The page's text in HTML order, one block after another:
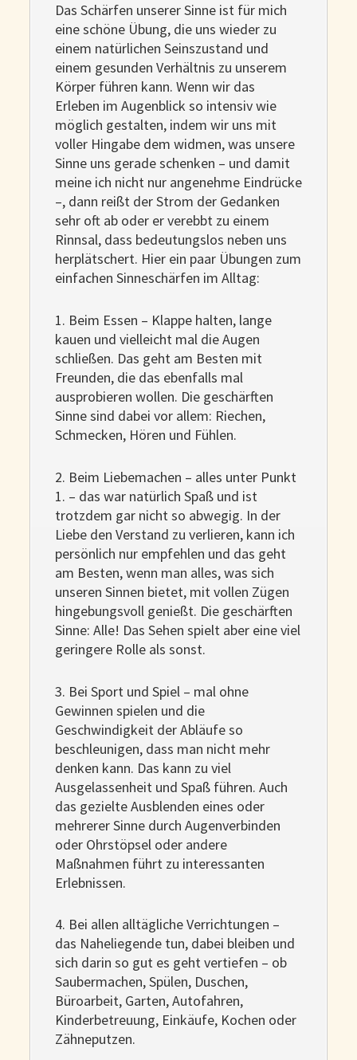
Das Schärfen unserer Sinne ist für mich
eine schöne Übung, die uns wieder zu
einem natürlichen Seinszustand und
einem gesunden Verhältnis zu unserem
Körper führen kann. Wenn wir das
Erleben im Augenblick so intensiv wie
möglich gestalten, indem wir uns mit
voller Hingabe dem widmen, was unsere
Sinne uns gerade schenken – und damit
meine ich nicht nur angenehme Eindrücke
–, dann reißt der Strom der Gedanken
sehr oft ab oder er verebbt zu einem
Rinnsal, dass bedeutungslos neben uns
herplätschert. Hier ein paar Übungen zum
einfachen Sinneschärfen im Alltag:
1. Beim Essen – Klappe halten, lange
kauen und vielleicht mal die Augen
schließen. Das geht am Besten mit
Freunden, die das ebenfalls mal
ausprobieren wollen. Die geschärften
Sinne sind dabei vor allem: Riechen,
Schmecken, Hören und Fühlen.
2. Beim Liebemachen – alles unter Punkt
1. – das war natürlich Spaß und ist
trotzdem gar nicht so abwegig. In der
Liebe den Verstand zu verlieren, kann ich
persönlich nur empfehlen und das geht
am Besten, wenn man alles, was sich
unseren Sinnen bietet, mit vollen Zügen
hingebungsvoll genießt. Die geschärften
Sinne: Alle! Das Sehen spielt aber eine viel
geringere Rolle als sonst.
3. Bei Sport und Spiel – mal ohne
Gewinnen spielen und die
Geschwindigkeit der Abläufe so
beschleunigen, dass man nicht mehr
denken kann. Das kann zu viel
Ausgelassenheit und Spaß führen. Auch
das gezielte Ausblenden eines oder
mehrerer Sinne durch Augenverbinden
oder Ohrstöpsel oder andere
Maßnahmen führt zu interessanten
Erlebnissen.
4. Bei allen alltägliche Verrichtungen –
das Naheliegende tun, dabei bleiben und
sich darin so gut es geht vertiefen – ob
Saubermachen, Spülen, Duschen,
Büroarbeit, Garten, Autofahren,
Kinderbetreuung, Einkäufe, Kochen oder
Zähneputzen.